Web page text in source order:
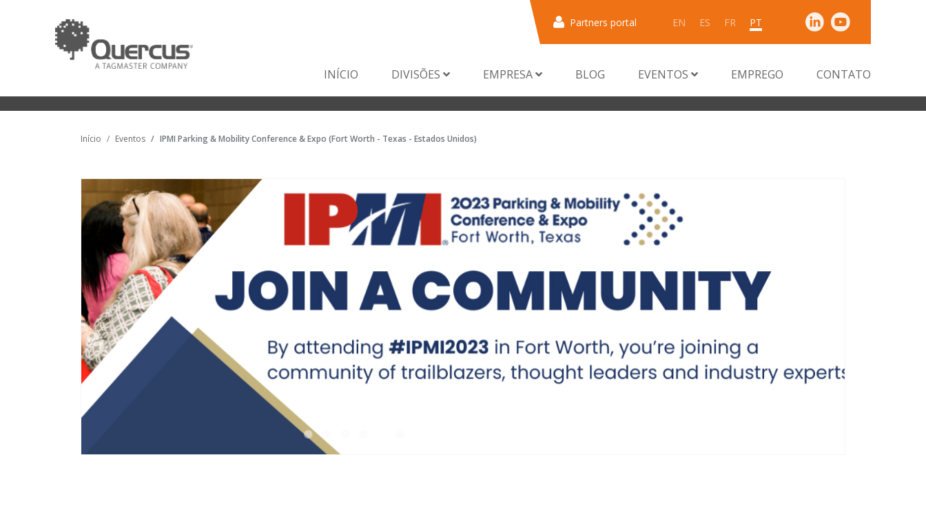
Partners portal EN ES FR PT
INÍCIO DIVISÕES EMPRESA BLOG EVENTOS EMPREGO CONTATO
Início Eventos IPMI Parking & Mobility Conference & Expo (Fort Worth - Texas - Estados Unidos)